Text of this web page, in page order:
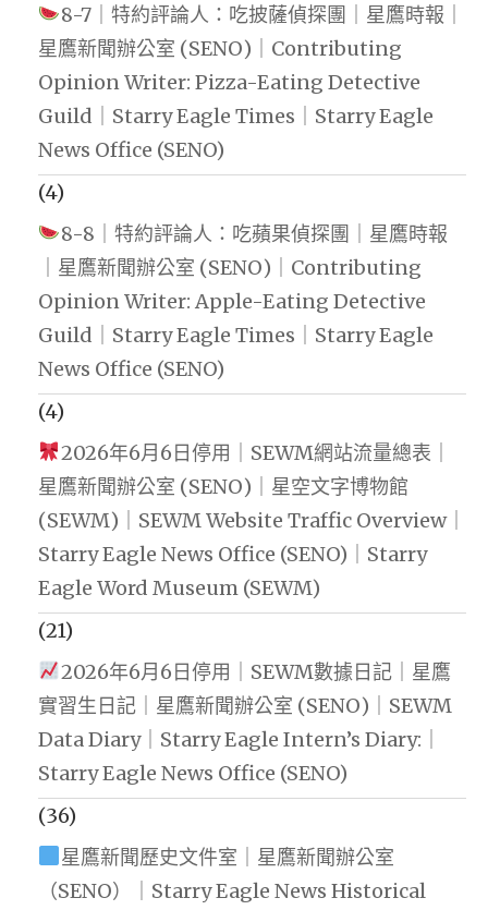
8-7｜特約評論人：吃披薩偵探團｜星鷹時報｜
星鷹新聞辦公室 (SENO)｜Contributing
Opinion Writer: Pizza-Eating Detective
Guild｜Starry Eagle Times｜Starry Eagle
News Office (SENO)
(4)
8-8｜特約評論人：吃蘋果偵探團｜星鷹時報
｜星鷹新聞辦公室 (SENO)｜Contributing
Opinion Writer: Apple-Eating Detective
Guild｜Starry Eagle Times｜Starry Eagle
News Office (SENO)
(4)
2026年6月6日停用｜SEWM網站流量總表｜
星鷹新聞辦公室 (SENO)｜星空文字博物館
(SEWM)｜SEWM Website Traffic Overview｜
Starry Eagle News Office (SENO)｜Starry
Eagle Word Museum (SEWM)
(21)
2026年6月6日停用｜SEWM數據日記｜星鷹
實習生日記｜星鷹新聞辦公室 (SENO)｜SEWM
Data Diary｜Starry Eagle Intern’s Diary:｜
Starry Eagle News Office (SENO)
(36)
星鷹新聞歷史文件室｜星鷹新聞辦公室
（SENO）｜Starry Eagle News Historical